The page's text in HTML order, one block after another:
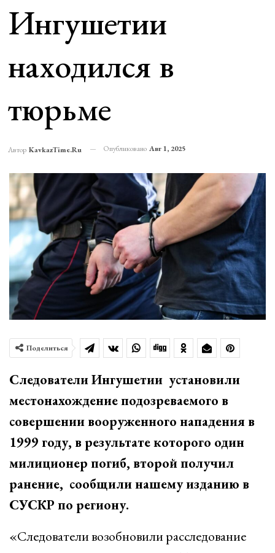
Ингушетии
находился в
тюрьме
Автор KavkazTime.ru Опубликовано Авг 1, 2025
Поделиться
Следователи Ингушетии установили
местонахождение подозреваемого в
совершении вооруженного нападения в
1999 году, в результате которого один
милиционер погиб, второй получил
ранение, сообщили нашему изданию в
СУСКР по региону.
«Следователи возобновили расследование